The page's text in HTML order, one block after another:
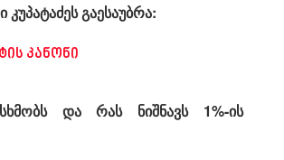
კუპატაძეს გაესაუბრა:
ხმობს და რას ნიშნავს 1%-ის